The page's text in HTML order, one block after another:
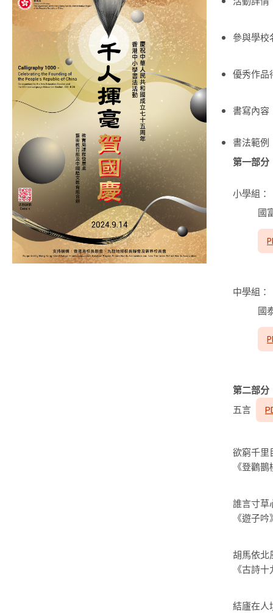
參與學
優秀作
書寫內容
書法範例
第一部分
小學組：
國
中學組：
國
第二部分
五言
欲窮千里
《登鸛
誰言寸草
《遊子
胡馬依北
《古詩
結廬在人